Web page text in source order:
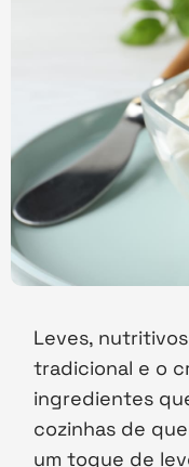
Leves,
tradicional e o
ingredientes
cozinhas de
um toque de